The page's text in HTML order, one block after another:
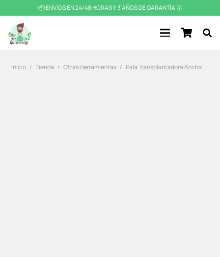
📦 ENVÍOS EN 24/48 HORAS Y 3 AÑOS DE GARANTÍA 🥇
Inicio / Tienda / Otras Herramientas / Pala Transplantadora Ancha